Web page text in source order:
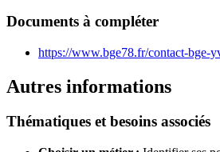
Documents à compléter
https://www.bge78.fr/contact-bge-
Autres informations
Thématiques et besoins associés